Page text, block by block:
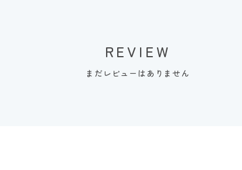
REVIEW
まだレビューはありません